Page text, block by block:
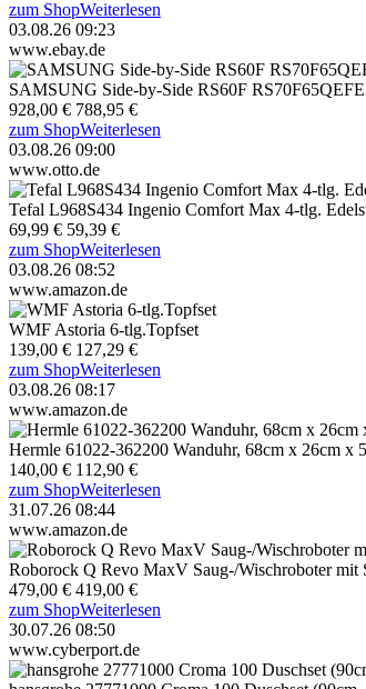
zum ShopWeiterlesen
03.08.26 09:23
www.ebay.de
SAMSUNG Side-by-Side RS60F
928,00 € 788,95 €
zum ShopWeiterlesen
03.08.26 09:00
www.otto.de
Tefal L968S434 Ingenio Comfort Max 4-tlg.
69,99 € 59,39 €
zum ShopWeiterlesen
03.08.26 08:52
www.amazon.de
WMF Astoria 6-tlg.Topfset
139,00 € 127,29 €
zum ShopWeiterlesen
03.08.26 08:17
www.amazon.de
Hermle 61022-362200 Wanduhr, 68cm x 26cm x
140,00 € 112,90 €
zum ShopWeiterlesen
31.07.26 08:44
www.amazon.de
Roborock Q Revo MaxV Saug-/Wischroboter mit
479,00 € 419,00 €
zum ShopWeiterlesen
30.07.26 08:50
www.cyberport.de